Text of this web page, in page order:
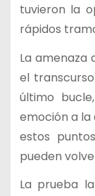
tuvieron la
rápidos
La amenaza
el
último
emoción a
estos
pueden
La prueba